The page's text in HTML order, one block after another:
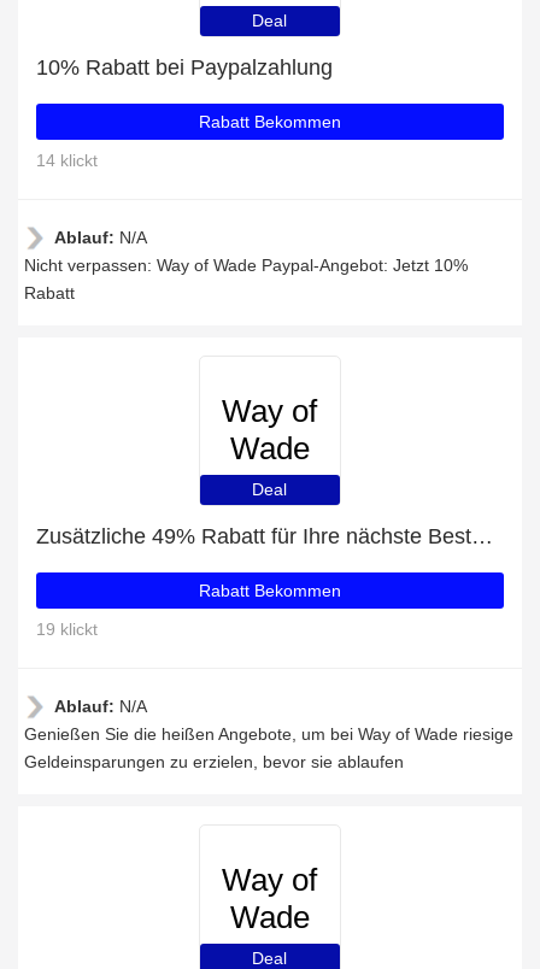
Deal
10% Rabatt bei Paypalzahlung
Rabatt Bekommen
14 klickt
Ablauf: N/A
Nicht verpassen: Way of Wade Paypal-Angebot: Jetzt 10%
Rabatt
Way of
Wade
Deal
Zusätzliche 49% Rabatt für Ihre nächste Bestellung
Rabatt Bekommen
19 klickt
Ablauf: N/A
Genießen Sie die heißen Angebote, um bei Way of Wade riesige
Geldeinsparungen zu erzielen, bevor sie ablaufen
Way of
Wade
Deal